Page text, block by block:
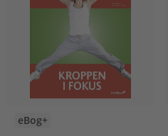
eBog+